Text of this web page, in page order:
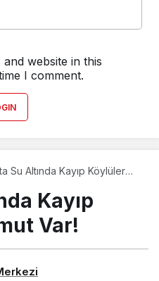
website in this
I comment.
Su Altında Kayıp Köylüler
Kayıp
Var!